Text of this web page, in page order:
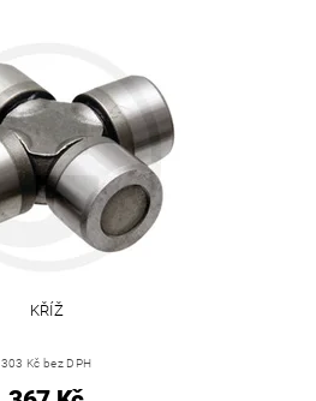
KŘÍŽ
303 Kč bez DPH